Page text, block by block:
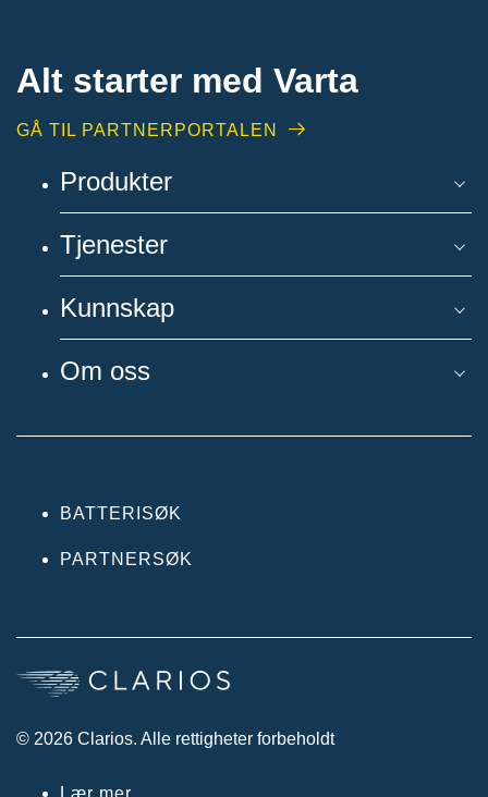
Alt starter med Varta
GÅ TIL PARTNERPORTALEN
Produkter
Tjenester
Kunnskap
Om oss
BATTERISØK
PARTNERSØK
© 2026 Clarios. Alle rettigheter forbeholdt
Lær mer